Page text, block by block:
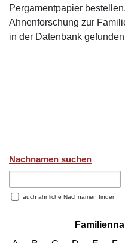
Pergamentpapier
Ahnenforschung zur
in der Datenbank
Nachnamen suchen
auch ähnliche Nachnamen finden